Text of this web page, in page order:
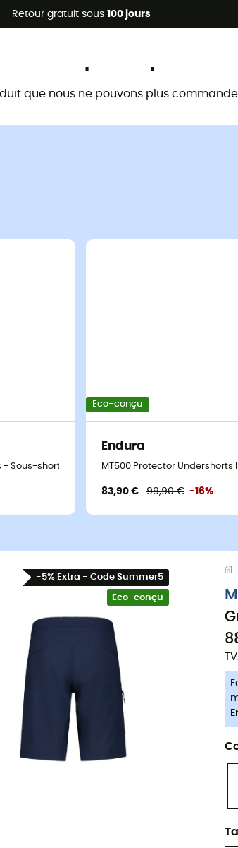
Retour gratuit sous 100 jours
🔥 -5 % EXTRA dès 2 produits* code Summer5
que nous ne pouvons plus
- Sous-short VTT
Eco-conçu
Endura
MT500 Protector Undershorts
83,90 € 99,90 € -16%
-5% Extra - Code Summer5
Eco-conçu